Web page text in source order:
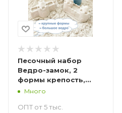
Песочный набор
Ведро-замок, 2
формы крепость,
сито, лопатка и
Много
ОПТ от 5 тыс.